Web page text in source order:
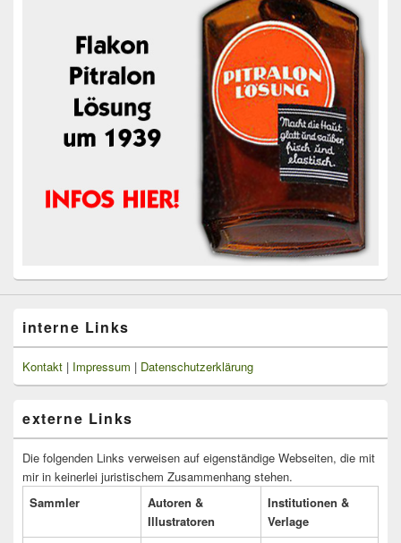
interne Links
Kontakt | Impressum | Datenschutzerklärung
externe Links
Die folgenden Links verweisen auf eigenständige Webseiten, die mit
mir in keinerlei juristischem Zusammenhang stehen.
Sammler
Autoren &
Illustratoren
Institutionen &
Verlage